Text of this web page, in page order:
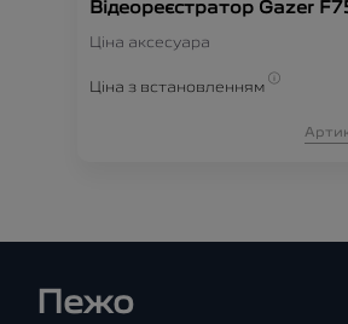
Відеореєстратор Gazer
Ціна аксесуара
Ціна з встановленням
Пежо